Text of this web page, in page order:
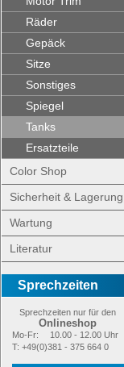
Räder
Gepäck
Sitze
Sonstiges
Spiegel
Tanks
Ersatzteile
Color Shop
Sicherheit & Lagerung
Wartung
Literatur
Sprechzeiten
Sprechzeiten nur für den
Onlineshop
Mo-Fr:
10.00 - 12.00 Uhr
T: +49(0)381 - 375 664 0